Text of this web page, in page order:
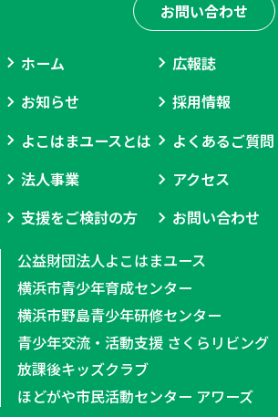
お問い合わせ
ホーム
お知らせ
よこはまユースとは
法人事業
支援をご検討の方
広報誌
採用情報
よくあるご質問
アクセス
お問い合わせ
公益財団法人よこはまユース
横浜市青少年育成センター
横浜市野島青少年研修センター
青少年交流・活動支援 さくらリビング
放課後キッズクラブ
ほどがや市民活動センター アワーズ